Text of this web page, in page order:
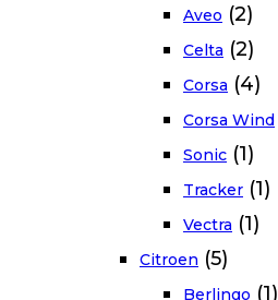
Aveo (2)
Celta (2)
Corsa (4)
Corsa Wind
Sonic (1)
Tracker (1)
Vectra (1)
Citroen (5)
Berlingo (1)